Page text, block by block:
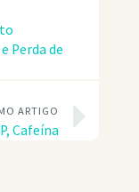
Perda de
ARTIGO
Cafeína